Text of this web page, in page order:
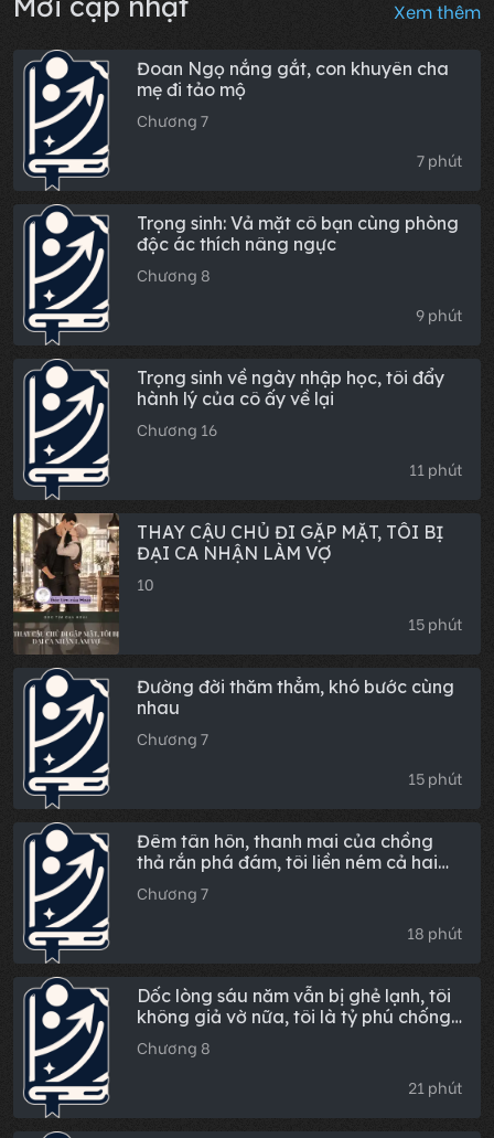
Xem thêm
Đoan Ngọ nắng gắt, con khuyên cha
mẹ đi tảo mộ
Chương 7
7 phút
Trọng sinh: Vả mặt cô bạn cùng phòng
độc ác thích nâng ngực
Chương 8
9 phút
Trọng sinh về ngày nhập học, tôi đẩy
hành lý của cô ấy về lại
Chương 16
11 phút
THAY CẬU CHỦ ĐI GẶP MẶT, TÔI BỊ
ĐẠI CA NHẬN LÀM VỢ
10
15 phút
Đường đời thăm thẳm, khó bước cùng
nhau
Chương 7
15 phút
Đêm tân hôn, thanh mai của chồng
thả rắn phá đám, tôi liền ném cả hai
xuống hang rắn
Chương 7
18 phút
Dốc lòng sáu năm vẫn bị ghẻ lạnh, tôi
không giả vờ nữa, tôi là tỷ phú chống
lưng
Chương 8
21 phút